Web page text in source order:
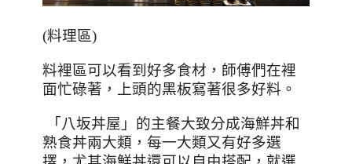
(料理區)
料裡區可以看到好多食材，師傅們在裡
面忙碌著，上頭的黑板寫著很多好料。
「八坂丼屋」的主餐大致分成海鮮丼和
熟食丼兩大類，每一大類又有好多選